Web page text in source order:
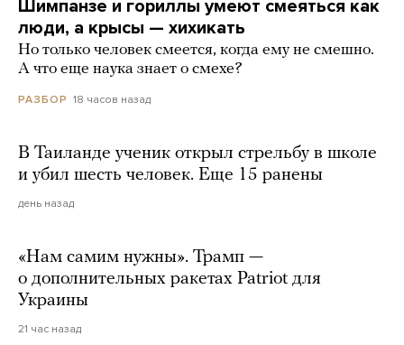
Шимпанзе и гориллы умеют смеяться как
люди, а крысы — хихикать
Но только человек смеется, когда ему не смешно.
А что еще наука знает о смехе?
РАЗБОР 18 часов назад
В Таиланде ученик открыл стрельбу в школе
и убил шесть человек. Еще 15 ранены
день назад
«Нам самим нужны». Трамп —
о дополнительных ракетах Patriot для
Украины
21 час назад